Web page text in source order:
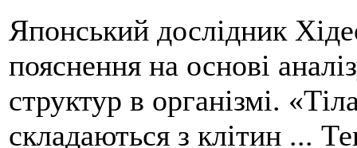
Японський дослідник
пояснення на основі
структур в організмі.
складаються з клітин ...